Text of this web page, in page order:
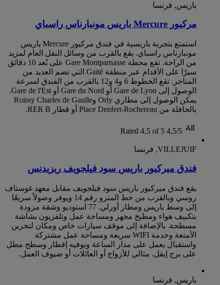
باريس, فرنسا
مركيور Mercure باريس مونبارناس راسباي
استمتع بتجربة باريسية في فندق مركيور Mercure باريس
مونبارناس راسباي. يقع بالقرب من وسائل النقل العام لمزيد
من الراحة. تقع محطة Gare Montparnasse على بُعد 10 دقائق
سيرًا على الأقدام عبر منطقة Gaité التي تضم العديد من
المتاجر. تقع الخطوط 6 و4 و12 بالقرب من الفندق لسرعة
الوصول إلى Gare de Lyon أو Gare du Nord أو Gare de l'Est.
يمكن الوصول إلى مطاري Orly وRoissy Charles de Gaulle
بالحافلة من Place Denfert-Rochereau أو قطار RER B.
4,5/5
Rated 4,5 of 5
VILLEJUIF, فرنسا
‏‫فندق ميركيور باريس سود فيلجويف‬ ريزيدنس
يقع ‏‫فندق ميركيور باريس سود فيلجويف‬ مقابل معهد غوستاف
روسي وبالقرب من خط المترو رقم 14 ويوفر وصولاً سريعًا
إلى وسط باريس ومطار أورلي. 77 استوديو وشقة مزودة
بتكييف هواء ومطبخ مجهز ومساحة عمل وتلفزيون بشاشة
مسطحة. بالإضافة إلى موقف سيارات خاص ومكان لتخزين
الأمتعة وخدمة WIFI سريعة ومساحة عمل مشتركة
واستقبال يعمل على مدار الساعة وبوفيه إفطار وسطح مطل
على برج إيفل. مثالي للأزواج أو العائلات أو ضيوف العمل.
باريس, فرنسا